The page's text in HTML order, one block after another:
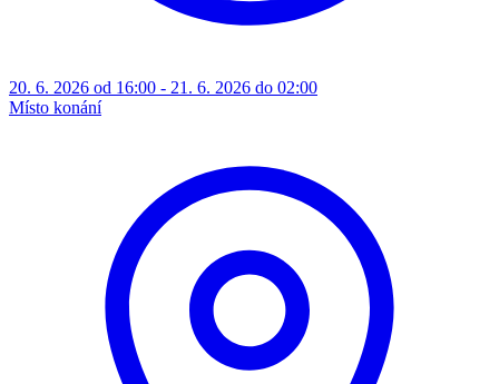
20. 6. 2026 od 16:00 - 21. 6. 2026 do 02:00
Místo konání